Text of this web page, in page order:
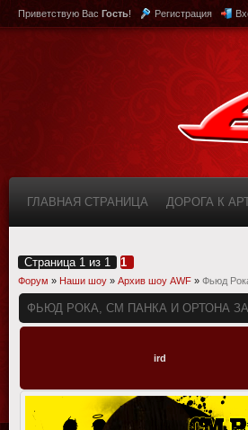
Приветствую Вас Гость! Регистрация
ГЛАВНАЯ СТРАНИЦА ДОРОГА К
Страница 1 из 1 1
Форум » Наши шоу » Архив шоу AWF » Фьюд
ФЬЮД РОКА, СМ ПАНКА И ОРТОНА
ird